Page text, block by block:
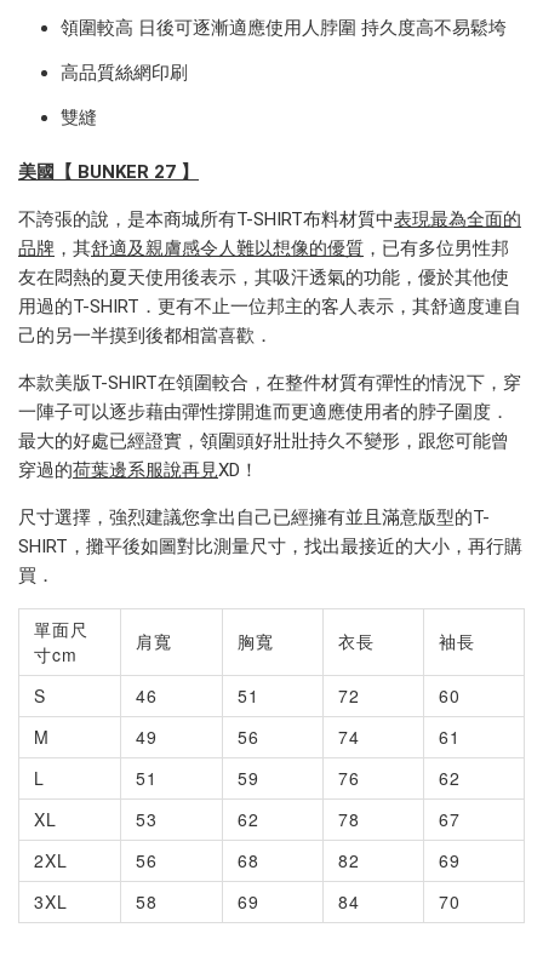
領圍較高 日後可逐漸適應使用人脖圍 持久度高不易鬆垮
高品質絲網印刷
雙縫
美國【 BUNKER 27 】
不誇張的說，是本商城所有T-SHIRT布料材質中表現最為全面的
品牌 ， 其舒適及親膚感令人難以想像的優質 ，已有多位男性邦
友在悶熱的夏天使用後表示，其吸汗透氣的功能，優於其他使
用過的T-SHIRT．更有不止一位邦主的客人表示，其舒適度連自
己的另一半摸到後都相當喜歡．
本款美版T-SHIRT在領圍較合，在整件材質有彈性的情況下，穿
一陣子可以逐步藉由彈性撐開進而更適應使用者的脖子圍度．
最大的好處已經證實，領圍頭好壯壯持久不變形，跟您可能曾
穿過的荷葉邊系服說再見XD！
尺寸選擇，強烈建議您拿出自己已經擁有並且滿意版型的T-
SHIRT，攤平後如圖對比測量尺寸，找出最接近的大小，再行購
買．
單面尺
寸cm
肩寬 胸寬 衣長 袖長
S 46 51 72
60
M
49 56 74
61
L
51 59 76
62
XL
53 62 78
67
2XL
56 68 82
69
3XL
58 69 84 70